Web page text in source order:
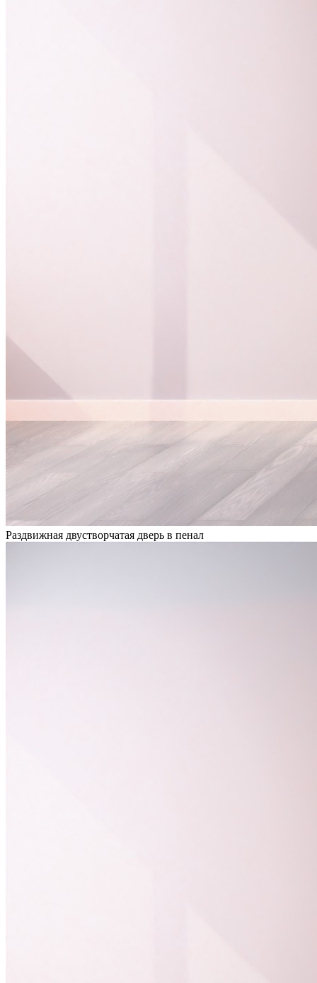
Раздвижная двустворчатая дверь в пенал